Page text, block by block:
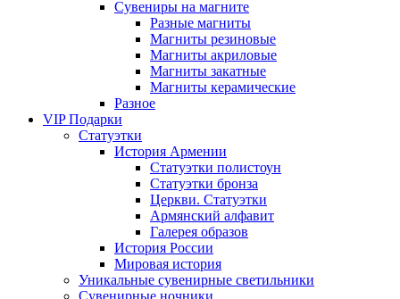
Сувениры на магните
Разные магниты
Магниты резиновые
Магниты акриловые
Магниты закатные
Магниты керамические
Разное
VIP Подарки
Статуэтки
История Армении
Статуэтки полистоун
Статуэтки бронза
Церкви. Статуэтки
Армянский алфавит
Галерея образов
История России
Мировая история
Уникальные сувенирные светильники
Сувенирные ночники